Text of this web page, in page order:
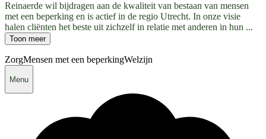
Reinaerde wil bijdragen aan de kwaliteit van bestaan van mensen
met een beperking en is actief in de regio Utrecht. In onze visie
halen cliënten het beste uit zichzelf in relatie met anderen in hun ...
Toon meer
ZorgMensen met een beperkingWelzijn
Menu